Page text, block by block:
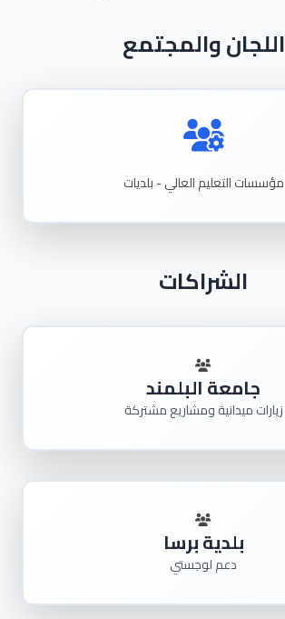
اللجان والمجتمع
مؤسسات التعليم العالي - بلديات
الشراكات
جامعة البلمند
زيارات ميدانية ومشاريع مشتركة
بلدية برسا
دعم لوجستي